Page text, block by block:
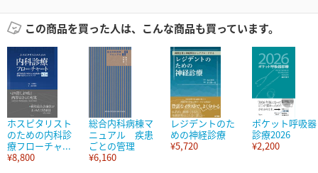
この商品を買った人は、こんな商品も買っています。
ホスピタリスト
のための内科診
療フローチャ...
¥8,800
総合内科病棟マ
ニュアル 疾患
ごとの管理
¥6,160
レジデントのた
めの神経診療
¥5,720
ポケット呼吸器
診療2026
¥2,200